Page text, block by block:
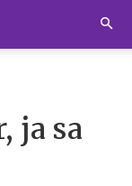
ja sa